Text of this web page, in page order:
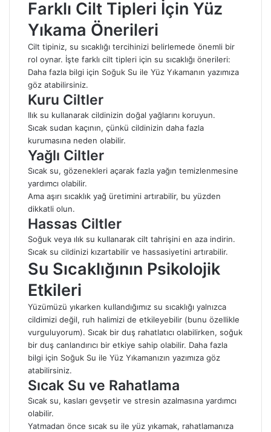
Farklı Cilt Tipleri İçin Yüz
Yıkama Önerileri
Cilt tipiniz, su sıcaklığı tercihinizi belirlemede önemli bir
rol oynar. İşte farklı cilt tipleri için su sıcaklığı önerileri:
Daha fazla bilgi için Soğuk Su ile Yüz Yıkamanın yazımıza
göz atabilirsiniz.
Kuru Ciltler
Ilık su kullanarak cildinizin doğal yağlarını koruyun.
Sıcak sudan kaçının, çünkü cildinizin daha fazla
kurumasına neden olabilir.
Yağlı Ciltler
Sıcak su, gözenekleri açarak fazla yağın temizlenmesine
yardımcı olabilir.
Ama aşırı sıcaklık yağ üretimini artırabilir, bu yüzden
dikkatli olun.
Hassas Ciltler
Soğuk veya ılık su kullanarak cilt tahrişini en aza indirin.
Sıcak su cildinizi kızartabilir ve hassasiyetini artırabilir.
Su Sıcaklığının Psikolojik
Etkileri
Yüzümüzü yıkarken kullandığımız su sıcaklığı yalnızca
cildimizi değil, ruh halimizi de etkileyebilir (bunu özellikle
vurguluyorum). Sıcak bir duş rahatlatıcı olabilirken, soğuk
bir duş canlandırıcı bir etkiye sahip olabilir. Daha fazla
bilgi için Soğuk Su ile Yüz Yıkamanızın yazımıza göz
atabilirsiniz.
Sıcak Su ve Rahatlama
Sıcak su, kasları gevşetir ve stresin azalmasına yardımcı
olabilir.
Yatmadan önce sıcak su ile yüz yıkamak, rahatlamanıza